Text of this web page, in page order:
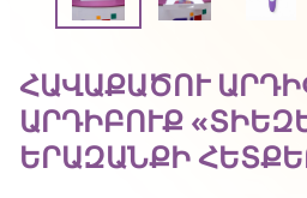
ՀԱՎԱՔԱԾՈՒ
ԱՐԴԻԲՈՒՔ
ԵՐԱԶԱՆՔԻ